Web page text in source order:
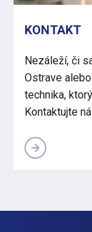
KONTAKT
Nezáleží, či
Ostrave
technika,
Kontaktujte